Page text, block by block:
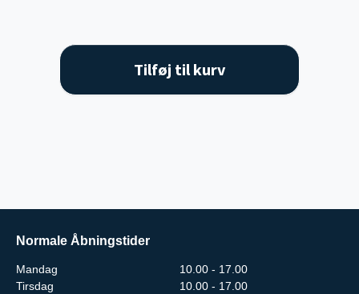
Tilføj til kurv
Normale Åbningstider
Mandag
10.00 - 17.00
Tirsdag
10.00 - 17.00